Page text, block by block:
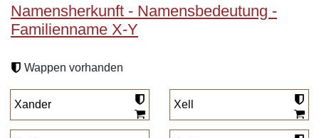
Namensherkunft - Namensbedeutung -
Familienname X-Y
Wappen vorhanden
Xander Xell